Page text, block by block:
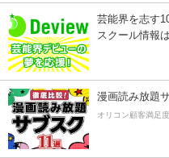
芸能界を志す
スクール情報
漫画読み放題
オリコン顧客満足